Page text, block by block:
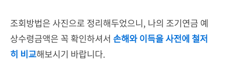
조회방법은 사진으로 정리해두었으니, 나의 조기연금 예
상수령금액은 꼭 확인하셔서 손해와 이득을 사전에 철저
히 비교해보시기 바랍니다.